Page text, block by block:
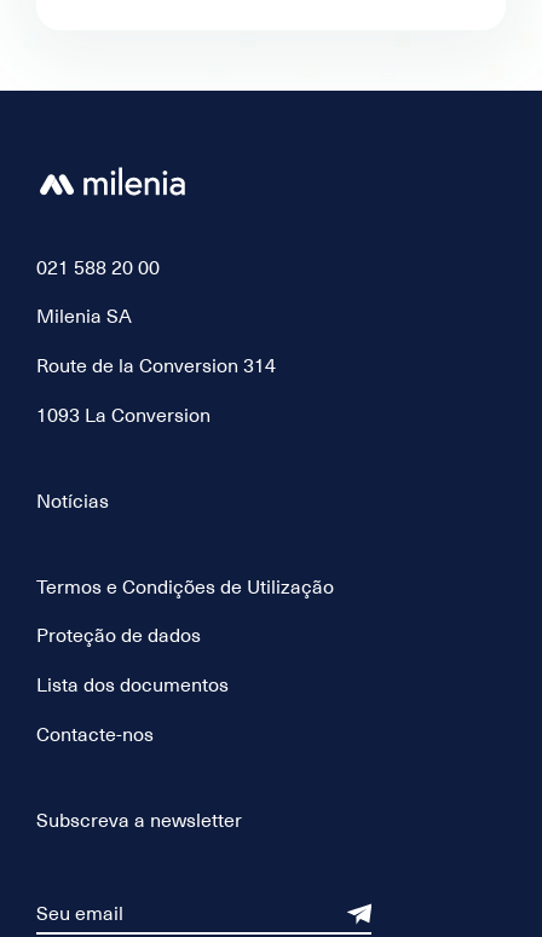
parte essencial desta dinâmica.
021 588 20 00
Milenia SA
Route de la Conversion 314
1093 La Conversion
Notícias
Termos e Condições de Utilização
Proteção de dados
Lista dos documentos
Contacte-nos
Subscreva a newsletter